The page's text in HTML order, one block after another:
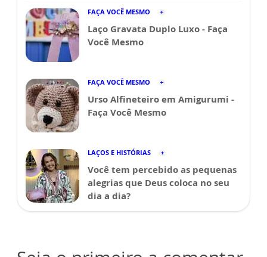
FAÇA VOCÊ MESMO
Laço Gravata Duplo Luxo - Faça
Você Mesmo
FAÇA VOCÊ MESMO
Urso Alfineteiro em Amigurumi -
Faça Você Mesmo
LAÇOS E HISTÓRIAS
Você tem percebido as pequenas
alegrias que Deus coloca no seu
dia a dia?